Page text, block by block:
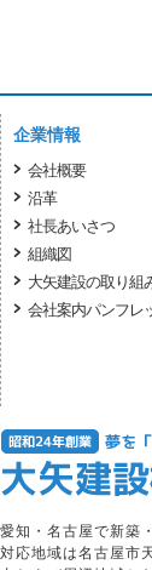
企業情報
会社概要
沿革
社長あいさつ
組織図
大矢建設の取り組
会社案内パンフレ
愛知・名古屋で新築
対応地域は名古屋市